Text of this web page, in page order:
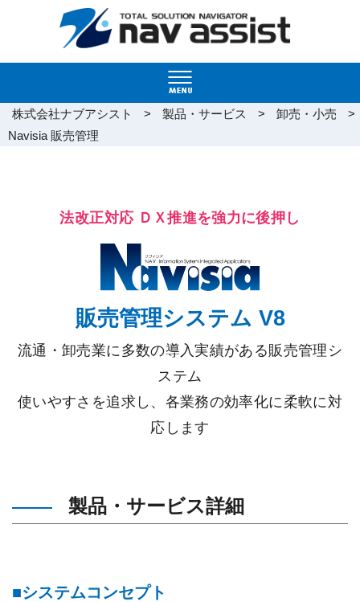
株式会社ナブアシスト > 製品・サービス > 卸売・小売
>
Navisia 販売管理
法改正対応 ＤＸ推進を強力に後押し
販売管理システム V8
流通・卸売業に多数の導入実績がある販売管理シ
ステム
使いやすさを追求し、各業務の効率化に柔軟に対
応します
製品・サービス詳細
システムコンセプト